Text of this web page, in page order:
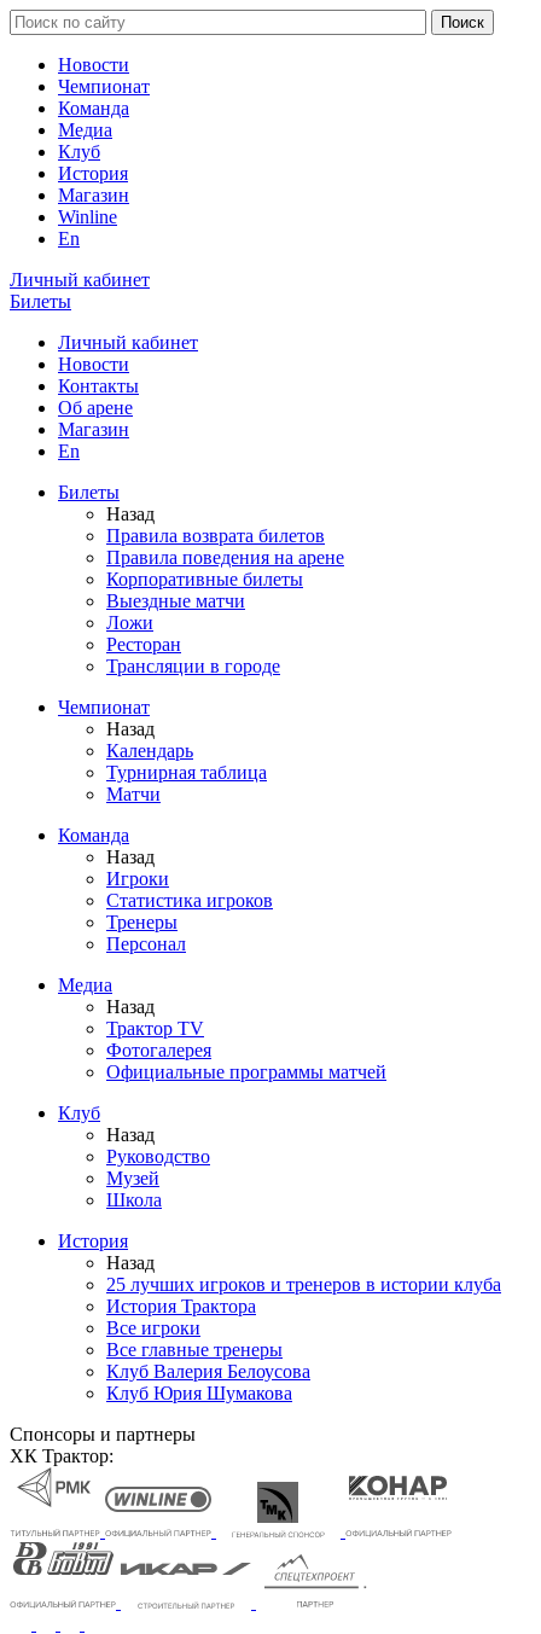
Новости
Чемпионат
Команда
Медиа
Клуб
История
Магазин
Winline
En
Личный кабинет
Билеты
Личный кабинет
Новости
Контакты
Об арене
Магазин
En
Билеты
Назад
Правила возврата билетов
Правила поведения на арене
Корпоративные билеты
Выездные матчи
Ложи
Ресторан
Трансляции в городе
Чемпионат
Назад
Календарь
Турнирная таблица
Матчи
Команда
Назад
Игроки
Статистика игроков
Тренеры
Персонал
Медиа
Назад
Трактор TV
Фотогалерея
Официальные программы матчей
Клуб
Назад
Руководство
Музей
Школа
История
Назад
25 лучших игроков и тренеров в истории клуба
История Трактора
Все игроки
Все главные тренеры
Клуб Валерия Белоусова
Клуб Юрия Шумакова
Спонсоры и партнеры
ХК Трактор: